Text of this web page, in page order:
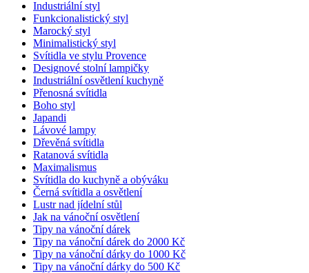
Industriální styl
Funkcionalistický styl
Marocký styl
Minimalistický styl
Svítidla ve stylu Provence
Designové stolní lampičky
Industriální osvětlení kuchyně
Přenosná svítidla
Boho styl
Japandi
Lávové lampy
Dřevěná svítidla
Ratanová svítidla
Maximalismus
Svítidla do kuchyně a obýváku
Černá svítidla a osvětlení
Lustr nad jídelní stůl
Jak na vánoční osvětlení
Tipy na vánoční dárek
Tipy na vánoční dárek do 2000 Kč
Tipy na vánoční dárky do 1000 Kč
Tipy na vánoční dárky do 500 Kč